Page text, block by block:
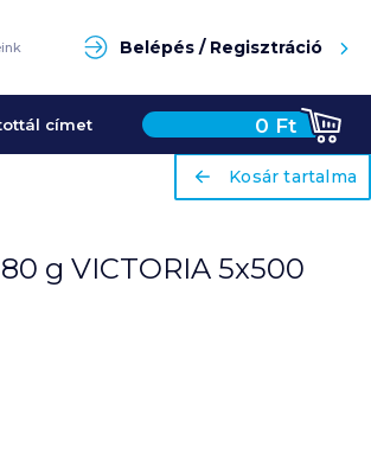
Belépés / Regisztráció
címet 0 Ft
ariaLabel
Kosár tartalma
g VICTORIA 5x500